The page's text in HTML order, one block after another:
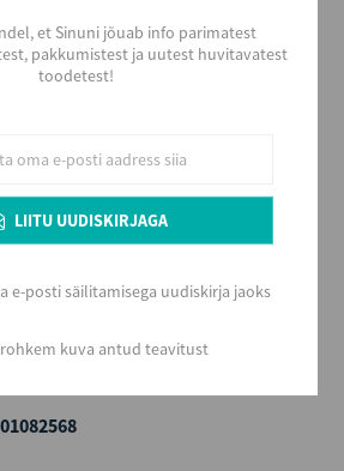
sisaldus
et Sinuni jõuab info parimatest
pakkumistest ja uutest huvitavatest
toodetest!
LIITU UUDISKIRJAGA
e-posti säilitamisega uudiskirja jaoks
kuva antud teavitust